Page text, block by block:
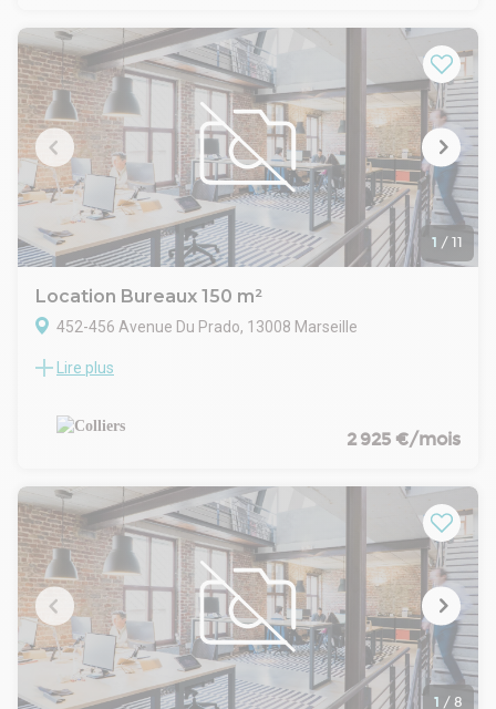
1 / 11
Location Bureaux 150 m²
452-456 Avenue Du Prado, 13008 Marseille
COLLIERS vous propose à la location une surface de bureaux
8ème arrondissement de Marseille sur l'avenue du Prado.
3 places de parking extérieures sécurisées
Lire plus
2 925 €/mois
1 / 8